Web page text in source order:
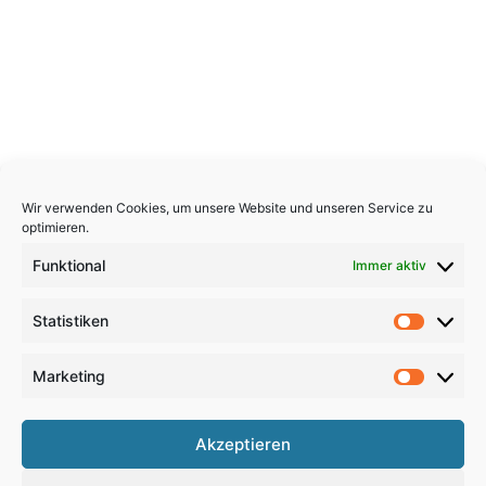
Wir verwenden Cookies, um unsere Website und unseren Service zu
optimieren.
Funktional Immer aktiv
Statistiken
Marketing
Akzeptieren
Copyright 2026, All Rights Reserved